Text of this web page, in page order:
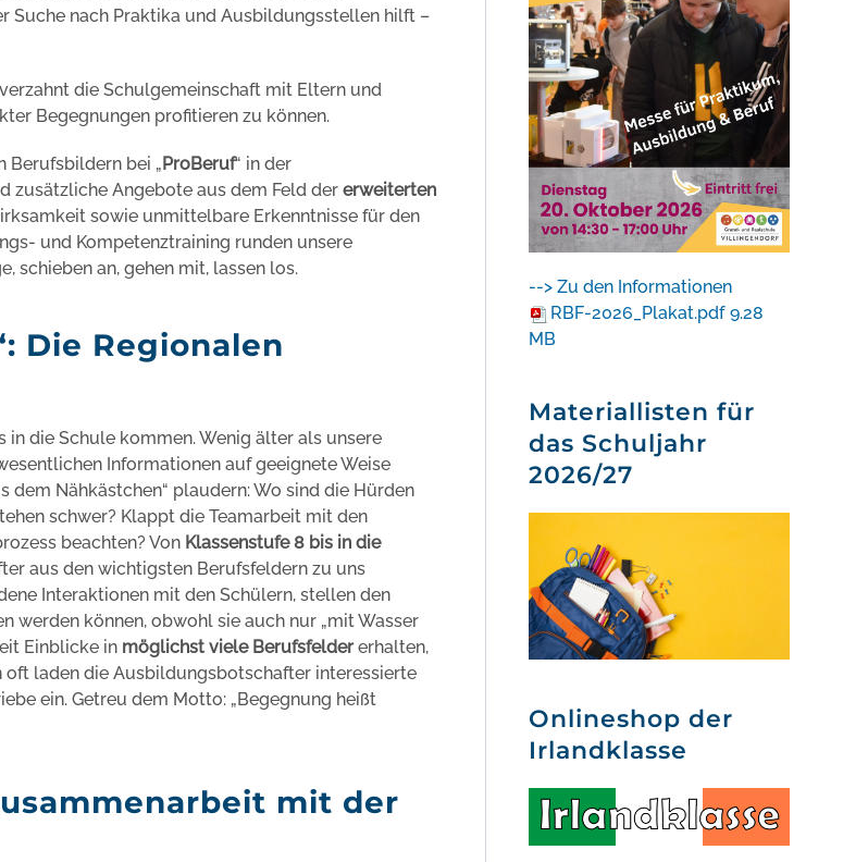
Suche nach Praktika und Ausbildungsstellen hilft –
verzahnt die Schulgemeinschaft mit Eltern und
Begegnungen profitieren zu können.
Berufsbildern bei „ ProBeruf“ in der
zusätzliche Angebote aus dem Feld der erweiterten
sowie unmittelbare Erkenntnisse für den
und Kompetenztraining runden unsere
schieben an, gehen mit, lassen los.
Die Regionalen
in die Schule kommen. Wenig älter als unsere
Informationen auf geeignete Weise
dem Nähkästchen“ plaudern: Wo sind die Hürden
schwer? Klappt die Teamarbeit mit den
beachten? Von Klassenstufe 8 bis in die
aus den wichtigsten Berufsfeldern zu uns
Interaktionen mit den Schülern, stellen den
werden können, obwohl sie auch nur „mit Wasser
Einblicke in möglichst viele Berufsfeldererhalten,
oft laden die Ausbildungsbotschafter interessierte
ein. Getreu dem Motto: „Begegnung heißt
mit der
--> Zu den Informationen
RBF-2026_Plakat.pdf 9.28
MB
Materiallisten für
das Schuljahr
2026/27
Onlineshop der
Irlandklasse